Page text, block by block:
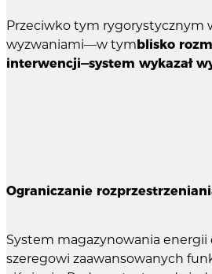
Przeciwko tym rygorystycznym
wyzwaniami—w tymblisko
interwencji—system wykazał
Ograniczanie
System magazynowania
szeregowi zaawansowanych